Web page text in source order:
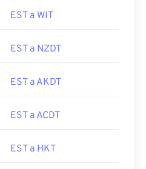
EST a WIT
EST a NZDT
EST a AKDT
EST a ACDT
EST a HKT